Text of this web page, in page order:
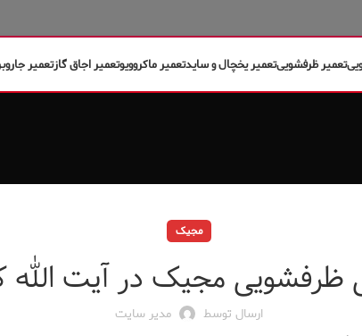
تعمیر ظرفشوییتعمیر یخچال و سایدتعمیر ماکروویوتعمیر اجاق گازتعمیر
مجیک
ظرفشویی مجیک در آیت الله
ارسال توسط مدیر سایت